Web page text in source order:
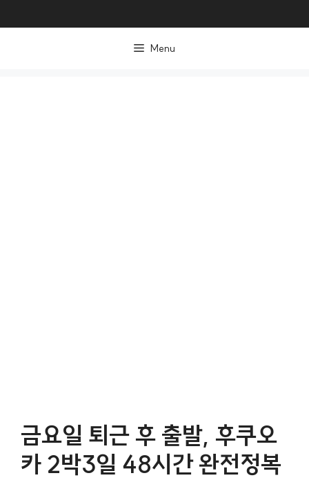
Menu
금요일 퇴근 후 출발, 후쿠오
카 2박3일 48시간 완전정복